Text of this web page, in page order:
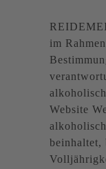
im
Website
beinhaltet,